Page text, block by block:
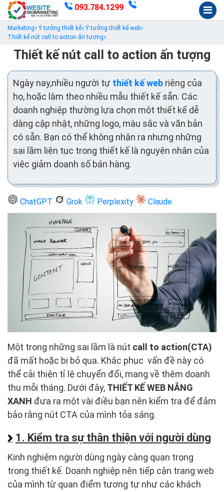
093.784.1299
Marketing Ý tưởng thiết kế Ý tưởng thiết kế web
Thiết kế nút call to action ấn tượng
Thiết kế nút call to action ấn tượng
Ngày nay,nhiều người tự thiết kế web riêng của
họ, hoặc làm theo nhiều mẫu thiết kế sẵn. Các
doanh nghiệp thường lựa chọn một thiết kế dễ
dàng cập nhật, những logo, màu sắc và văn bản
có sẵn. Bạn có thể không nhận ra nhưng những
sai lầm liên tục trong thiết kế là nguyên nhân của
việc giảm doanh số bán hàng.
ChatGPT Grok Perplexity Claude
Một trong những sai lầm là nút call to action(CTA)
đã mất hoặc bị bỏ qua. Khắc phục vấn đề này có
thể cải thiện tỉ lệ chuyển đổi, mang về thêm doanh
thu mỗi tháng. Dưới đây, THIẾT KẾ WEB NẮNG
XANH đưa ra một vài điều bạn nên kiểm tra để đảm
bảo rằng nút CTA của mình tỏa sáng.
1. Kiểm tra sự thân thiện với người dùng
Kinh nghiệm người dùng ngày càng quan trọng
trong thiết kế. Doanh nghiệp nên tiếp cận trang web
của mình từ quan điểm tương tự như các khách